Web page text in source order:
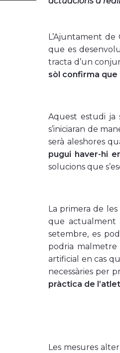
L’Ajuntament de
que es
tracta d’un
sòl confirma
Aquest estudi ja
s’iniciaran de
serà aleshores
pugui haver-hi
solucions que
La primera de
que actualment
setembre, es
podria malmetre
artificial en cas
necessàries per
pràctica de
Les mesures